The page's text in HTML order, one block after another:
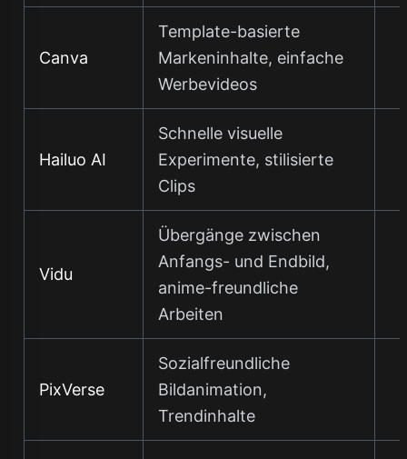
Canva
Template-basierte
Markeninhalte, einfache
Werbevideos
Hailuo AI
Schnelle visuelle
Experimente, stilisierte
Clips
Vidu
Übergänge zwischen
Anfangs- und Endbild,
anime-freundliche
Arbeiten
PixVerse
Sozialfreundliche
Bildanimation,
Trendinhalte